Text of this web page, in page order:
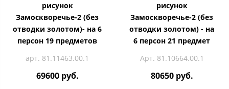
рисунок
Замоскворечье-2 (без
отводки золотом)- на 6
персон 19 предметов
арт. 81.11463.00.1
69600 руб.
рисунок
Замоскворечье-2 (без
отводки золотом) - на
6 персон 21 предмет
Арт. 81.10664.00.1
80650 руб.